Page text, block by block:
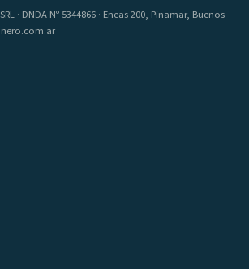
· DNDA Nº 5344866 · Eneas 200, Pinamar, Buenos